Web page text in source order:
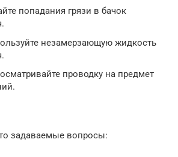
попадания грязи в бачок
незамерзающую жидкость
проводку на предмет
задаваемые вопросы: